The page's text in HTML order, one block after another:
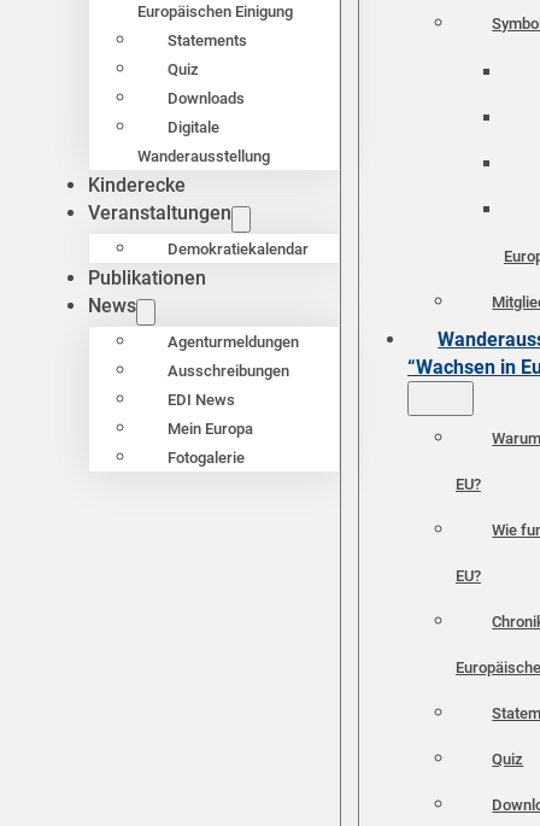
Europäischen Einigung
Statements
Quiz
Downloads
Digitale
Wanderausstellung
Kinderecke
Veranstaltungen
Demokratiekalendar
Publikationen
News
Agenturmeldungen
Ausschreibungen
EDI News
Mein Europa
Fotogalerie
“Wachsen in
EU?
Wie
EU?
Quiz